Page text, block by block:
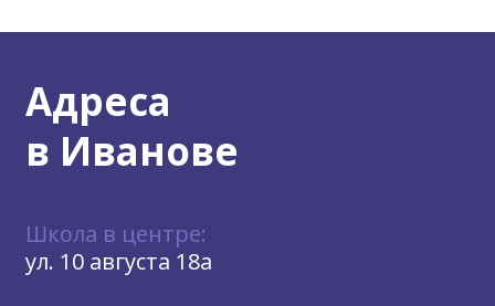
Адреса
в Иванове
Школа в центре:
ул. 10 августа 18а